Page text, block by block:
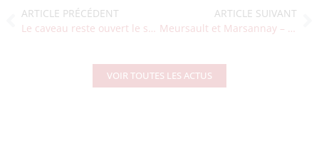
ARTICLE PRÉCÉDENT
Le caveau reste ouvert le samedi de la Saint-Vincent tournante !
ARTICLE SUIVANT
Meursault et Marsannay – La victoire des deux Châteaux
VOIR TOUTES LES ACTUS